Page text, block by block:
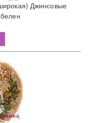
Джинсовые